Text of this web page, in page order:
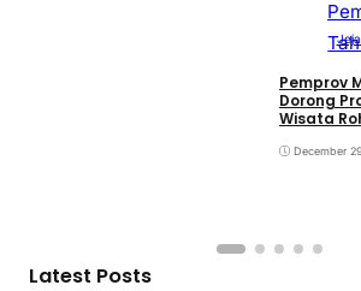
Pemprov
Dorong
Wisata
December
Latest Posts